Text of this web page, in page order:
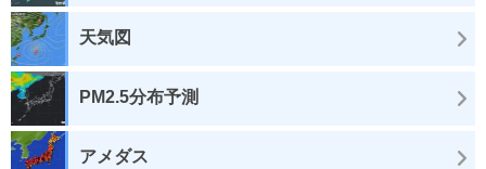
天気図
PM2.5分布予測
アメダス